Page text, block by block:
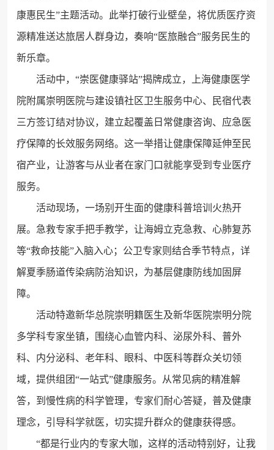
康惠民生”主题活动。此举打破行业壁垒，将优质医疗资
源精准送达旅居人群身边，奏响“医旅融合”服务民生的
新乐章。
活动中，“崇医健康驿站”揭牌成立，上海健康医学
院附属崇明医院与建设镇社区卫生服务中心、民宿代表
三方签订结对协议，建立起覆盖日常健康咨询、应急医
疗保障的长效服务网络。这一举措让健康保障延伸至民
宿产业，让游客与从业者在家门口就能享受到专业医疗
服务。
活动现场，一场别开生面的健康科普培训火热开
展。急救专家手把手教学，让海姆立克急救、心肺复苏
等“救命技能”入脑入心；公卫专家则结合季节特点，详
解夏季肠道传染病防治知识，为基层健康防线加固屏
障。
活动特邀新华总院崇明籍医生及新华医院崇明分院
多学科专家坐镇，围绕心血管内科、泌尿外科、普外
科、内分泌科、老年科、眼科、中医科等群众关切领
域，提供组团“一站式”健康服务。从常见病的精准解
答，到慢性病的科学管理，专家们耐心答疑，普及健康
理念，引导科学就医，切实提升群众的健康获得感。
“都是行业内的专家大咖，这样的活动特别好，让我